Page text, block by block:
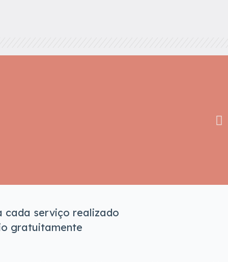
cada serviço realizado
gratuitamente